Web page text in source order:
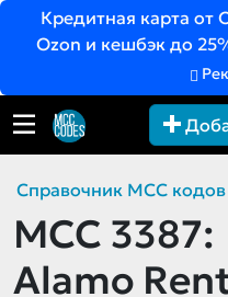
Кредитная карта от
Ozon и кешбэк до
Справочник MCC кодов
MCC 3387:
Alamo